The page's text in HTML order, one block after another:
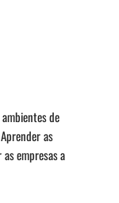
de
as
empresas a